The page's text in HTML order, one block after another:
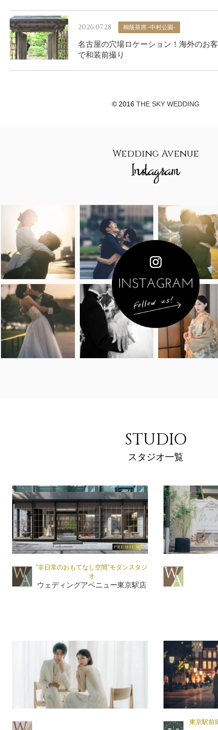
2026.07.28 桐蔭茶席 -中村公園-
名古屋の穴場ロケーション！海外のお
で和装前撮り
© 2016 THE SKY WEDDING
Wedding Avenue
Instagram
STUDIO
スタジオ一覧
“非日常のおもてなし空間”モダンスタジ
オ
ウェディングアベニュー東京駅店
東京駅前